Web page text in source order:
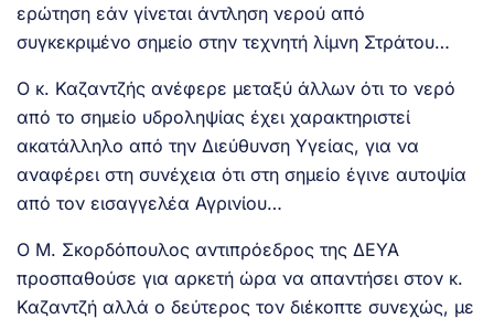
ερώτηση εάν γίνεται άντληση νερού από
συγκεκριμένο σημείο στην τεχνητή λίμνη Στράτου…
Ο κ. Καζαντζής ανέφερε μεταξύ άλλων ότι το νερό
από το σημείο υδροληψίας έχει χαρακτηριστεί
ακατάλληλο από την Διεύθυνση Υγείας, για να
αναφέρει στη συνέχεια ότι στη σημείο έγινε αυτοψία
από τον εισαγγελέα Αγρινίου…
Ο Μ. Σκορδόπουλος αντιπρόεδρος της ΔΕΥΑ
προσπαθούσε για αρκετή ώρα να απαντήσει στον κ.
Καζαντζή αλλά ο δεύτερος τον διέκοπτε συνεχώς, με